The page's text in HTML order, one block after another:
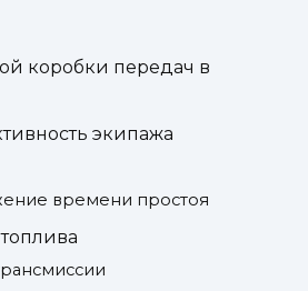
коробки передач в
экипажа
времени простоя